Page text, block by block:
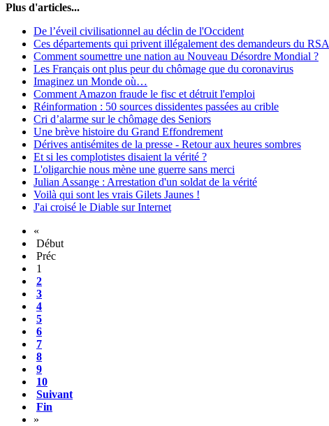
Plus d'articles...
De l’éveil civilisationnel au déclin de l'Occident
Ces départements qui privent illégalement des demandeurs du RSA
Comment soumettre une nation au Nouveau Désordre Mondial ?
Les Français ont plus peur du chômage que du coronavirus
Imaginez un Monde où…
Comment Amazon fraude le fisc et détruit l'emploi
Réinformation : 50 sources dissidentes passées au crible
Cri d’alarme sur le chômage des Seniors
Une brève histoire du Grand Effondrement
Dérives antisémites de la presse - Retour aux heures sombres
Et si les complotistes disaient la vérité ?
L'oligarchie nous mène une guerre sans merci
Julian Assange : Arrestation d'un soldat de la vérité
Voilà qui sont les vrais Gilets Jaunes !
J'ai croisé le Diable sur Internet
«
Début
Préc
1
2
3
4
5
6
7
8
9
10
Suivant
Fin
»